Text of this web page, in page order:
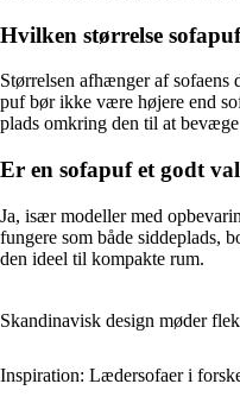
Hvilken størrelse
Størrelsen afhænger af sofaens
puf bør ikke være højere end
plads omkring den til at
Er en sofapuf et godt
Ja, især modeller med
fungere som både siddeplads,
den ideel til kompakte rum.
Skandinavisk design møder
Inspiration: Lædersofaer i